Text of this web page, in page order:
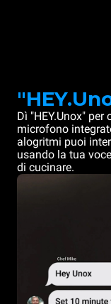
Dì "HEY.Unox"
microfono
alogritmi puoi
usando la tua
di cucinare.